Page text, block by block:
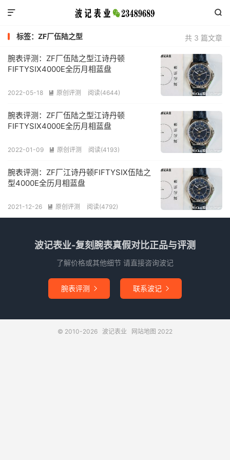


共 3 篇文章
标签：ZF厂伍陆之型
腕表评测：ZF厂伍陆之型江诗丹顿
FIFTYSIX4000E全历月相蓝盘
2022-05-18  原创评测 阅读(4644)
腕表评测：ZF厂伍陆之型江诗丹顿
FIFTYSIX4000E全历月相蓝盘
2022-01-09  原创评测 阅读(4193)
腕表评测：ZF厂江诗丹顿FIFTYSIX伍陆之
型4000E全历月相蓝盘
2021-12-26  原创评测 阅读(4792)
波记表业-复刻腕表真假对比正品与评测
了解价格或其他细节 请直接咨询波记
腕表评测  联系波记 
© 2010-2026 波记表业 网站地图 2022